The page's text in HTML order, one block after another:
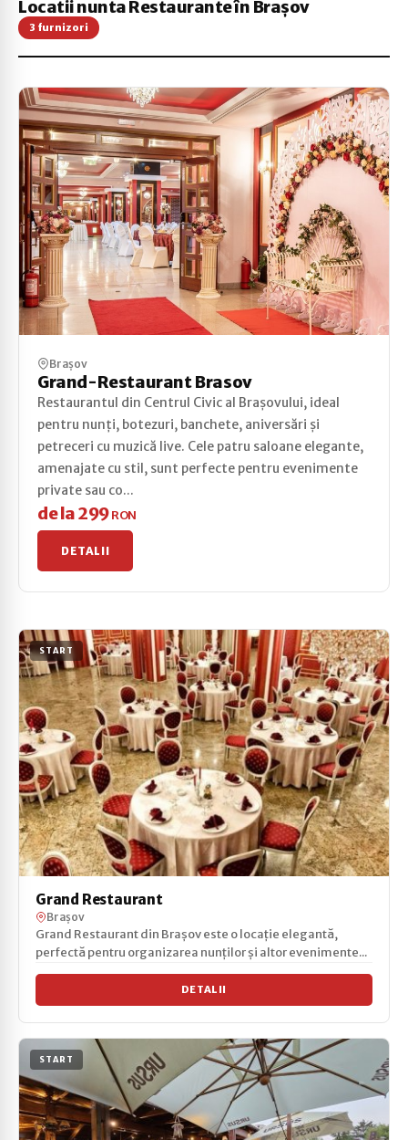
Locatii nunta Restaurante în Brașov
3 furnizori
Brașov
Grand-Restaurant Brasov
Restaurantul din Centrul Civic al Brașovului, ideal
pentru nunți, botezuri, banchete, aniversări și
petreceri cu muzică live. Cele patru saloane elegante,
amenajate cu stil, sunt perfecte pentru evenimente
private sau co...
de la 299RON
DETALII
START
Grand Restaurant
Brașov
Grand Restaurant din Brașov este o locație elegantă,
perfectă pentru organizarea nunților și altor evenimente...
DETALII
START